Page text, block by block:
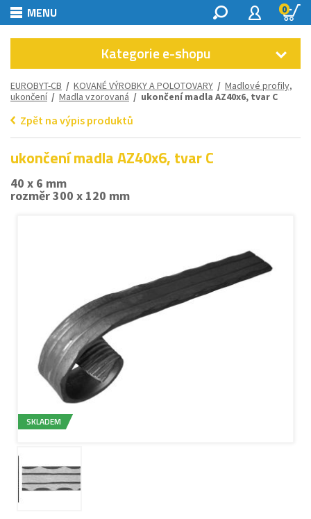
MENU 0
Kategorie e-shopu
EUROBYT-CB / KOVANÉ VÝROBKY A POLOTOVARY / Madlové profily,
ukončení/ Madla vzorovaná / ukončení madla AZ40x6, tvar C
Zpět na výpis produktů
ukončení madla AZ40x6, tvar C
40 x 6 mm
rozměr 300 x 120 mm
SKLADEM